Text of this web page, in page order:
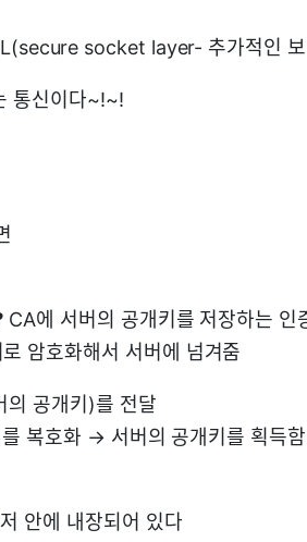
socket layer- 추가적인
통신이다~!~!
CA에 서버의 공개키를 저장하는 인
암호화해서 서버에 넘겨줌
공개키)를 전달
복호화 → 서버의 공개키를 획득
안에 내장되어 있다